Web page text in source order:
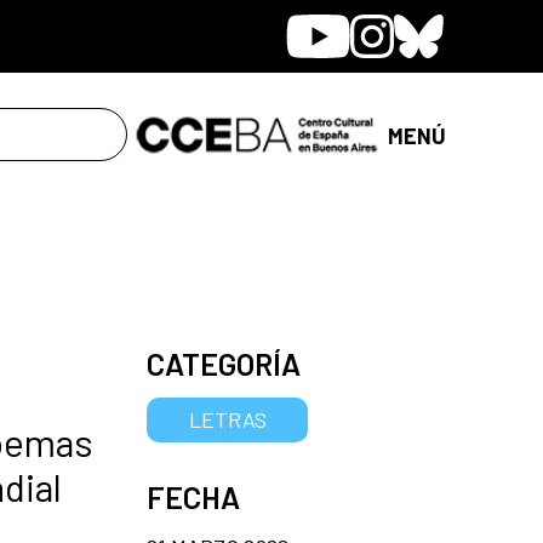
YoutubeInstagram
Bluesky
MENÚ
CATEGORÍA
LETRAS
FECHA